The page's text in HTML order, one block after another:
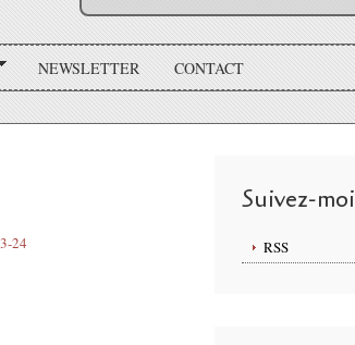
NEWSLETTER CONTACT
24
Suivez-moi
RSS